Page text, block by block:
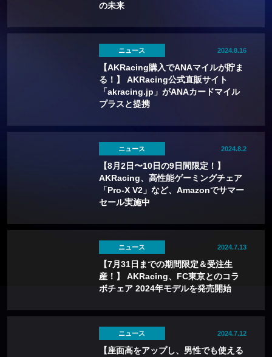
の未来
ニュース 2024.8.16
【AKRacing購入でANAマイルが貯ま
る！】 AKRacing公式直販サイト
「akracing.jp」がANAカードマイル
プラスと提携
ニュース 2024.8.2
【8月2日〜10日の9日間限定！】
AKRacing、高性能ゲーミングチェア
「Pro-X V2」など、Amazonでサマー
セール実施中
ニュース 2024.7.13
【7月31日までの期間限定＆受注生
産！】 AKRacing、FC東京とのコラ
ボチェア 2024年モデルを発売開始
ニュース 2024.7.12
【座面高をアップし、男性でも使える